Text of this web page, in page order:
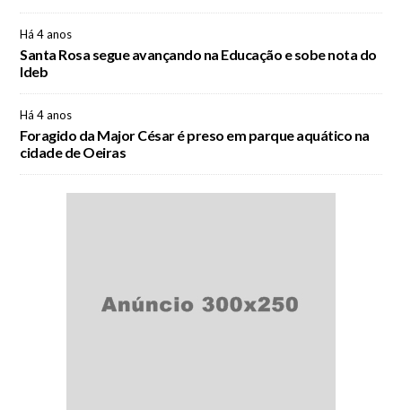
Há 4 anos
Santa Rosa segue avançando na Educação e sobe nota do
Ideb
Há 4 anos
Foragido da Major César é preso em parque aquático na
cidade de Oeiras